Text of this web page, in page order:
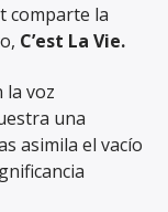
comparte la
C’est La Vie.
la voz
una
asimila el vacío